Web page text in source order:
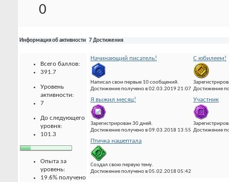
0
Информация об активности
Всего баллов:
391.7
Уровень
активности:
7
До следующего
уровня:
101.3
Опыта за
уровень:
19.6% получено
7 Достижения
Начинающий писатель!
Написал свои первые 10 сообщений.
Достижение получено в 02.03.2019 21:07
С юбилеем!
Достижение
Я выжил месяц!
Зарегистрирован 30 дней.
Достижение получено в 09.03.2018 13:55
Участник
Достижение
Птичка нашептала
Создал свою первую тему.
Достижение получено в 05.02.2018 05:42